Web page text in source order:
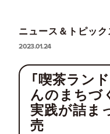
ニュース＆トピック
2023.01.24
「喫茶ラン
んのまちづ
実践が詰ま
売